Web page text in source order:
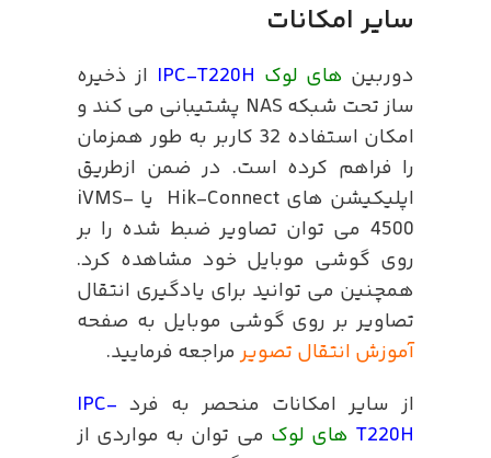
سایر امکانات
دوربین های لوک IPC-T220H از ذخیره
ساز تحت شبکه NAS پشتیبانی می کند و
امکان استفاده 32 کاربر به طور همزمان
را فراهم کرده است. در ضمن ازطریق
اپلیکیشن های Hik-Connect یا iVMS-
4500 می توان تصاویر ضبط شده را بر
روی گوشی موبایل خود مشاهده کرد.
همچنین می توانید برای یادگیری انتقال
تصاویر بر روی گوشی موبایل به صفحه
آموزش انتقال تصویرمراجعه فرمایید.
از سایر امکانات منحصر به فرد IPC-
T220H های لوک می توان به مواردی از